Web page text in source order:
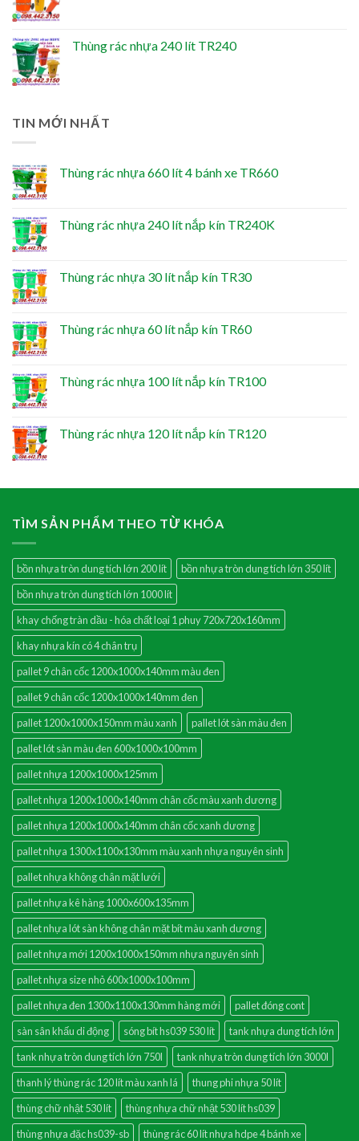
Thùng rác nhựa 240 lít TR240
TIN MỚI NHẤT
Thùng rác nhựa 660 lít 4 bánh xe TR660
Thùng rác nhựa 240 lít nắp kín TR240K
Thùng rác nhựa 30 lít nắp kín TR30
Thùng rác nhựa 60 lít nắp kín TR60
Thùng rác nhựa 100 lít nắp kín TR100
Thùng rác nhựa 120 lít nắp kín TR120
TÌM SẢN PHẨM THEO TỪ KHÓA
bồn nhựa tròn dung tích lớn 200 lít
bồn nhựa tròn dung tích lớn 350 lít
bồn nhựa tròn dung tích lớn 1000 lít
khay chống tràn dầu - hóa chất loại 1 phuy 720x720x160mm
khay nhựa kín có 4 chân trụ
pallet 9 chân cốc 1200x1000x140mm màu đen
pallet 9 chân cốc 1200x1000x140mm đen
pallet 1200x1000x150mm màu xanh
pallet lót sàn màu đen
pallet lót sàn màu đen 600x1000x100mm
pallet nhựa 1200x1000x125mm
pallet nhựa 1200x1000x140mm chân cốc màu xanh dương
pallet nhựa 1200x1000x140mm chân cốc xanh dương
pallet nhựa 1300x1100x130mm màu xanh nhựa nguyên sinh
pallet nhựa không chân mặt lưới
pallet nhựa kê hàng 1000x600x135mm
pallet nhựa lót sàn không chân mặt bít màu xanh dương
pallet nhựa mới 1200x1000x150mm nhựa nguyên sinh
pallet nhựa size nhỏ 600x1000x100mm
pallet nhựa đen 1300x1100x130mm hàng mới
pallet đóng cont
sàn sân khấu di động
sóng bít hs039 530 lít
tank nhựa dung tích lớn
tank nhựa tròn dung tích lớn 750l
tank nhựa tròn dung tích lớn 3000l
thanh lý thùng rác 120 lít màu xanh lá
thung phi nhựa 50 lít
thùng chữ nhật 530 lít
thùng nhựa chữ nhật 530 lít hs039
thùng nhựa đặc hs039-sb
thùng rác 60 lít nhựa hdpe 4 bánh xe